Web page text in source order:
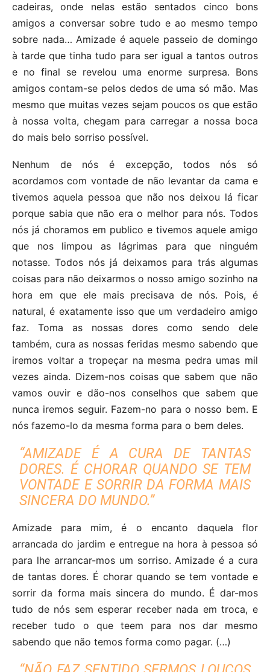
cadeiras, onde nelas estão sentados cinco bons
amigos a conversar sobre tudo e ao mesmo tempo
sobre nada… Amizade é aquele passeio de domingo
à tarde que tinha tudo para ser igual a tantos outros
e no final se revelou uma enorme surpresa. Bons
amigos contam-se pelos dedos de uma só mão. Mas
mesmo que muitas vezes sejam poucos os que estão
à nossa volta, chegam para carregar a nossa boca
do mais belo sorriso possível.
Nenhum de nós é excepção, todos nós só
acordamos com vontade de não levantar da cama e
tivemos aquela pessoa que não nos deixou lá ficar
porque sabia que não era o melhor para nós. Todos
nós já choramos em publico e tivemos aquele amigo
que nos limpou as lágrimas para que ninguém
notasse. Todos nós já deixamos para trás algumas
coisas para não deixarmos o nosso amigo sozinho na
hora em que ele mais precisava de nós. Pois, é
natural, é exatamente isso que um verdadeiro amigo
faz. Toma as nossas dores como sendo dele
também, cura as nossas feridas mesmo sabendo que
iremos voltar a tropeçar na mesma pedra umas mil
vezes ainda. Dizem-nos coisas que sabem que não
vamos ouvir e dão-nos conselhos que sabem que
nunca iremos seguir. Fazem-no para o nosso bem. E
nós fazemo-lo da mesma forma para o bem deles.
“AMIZADE É A CURA DE TANTAS
DORES. É CHORAR QUANDO SE TEM
VONTADE E SORRIR DA FORMA MAIS
SINCERA DO MUNDO.”
Amizade para mim, é o encanto daquela flor
arrancada do jardim e entregue na hora à pessoa só
para lhe arrancar-mos um sorriso. Amizade é a cura
de tantas dores. É chorar quando se tem vontade e
sorrir da forma mais sincera do mundo. É dar-mos
tudo de nós sem esperar receber nada em troca, e
receber tudo o que teem para nos dar mesmo
sabendo que não temos forma como pagar. (…)